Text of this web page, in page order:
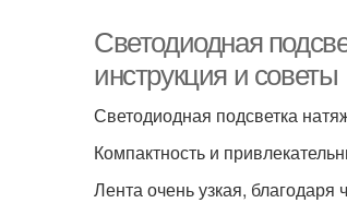
Светодиодная
инструкция и советы
Светодиодная подсветка
Компактность и
Лента очень узкая, благодаря